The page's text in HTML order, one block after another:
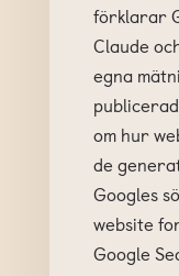
förklarar
Claude
egna
om hur
de
Googles
website
Google